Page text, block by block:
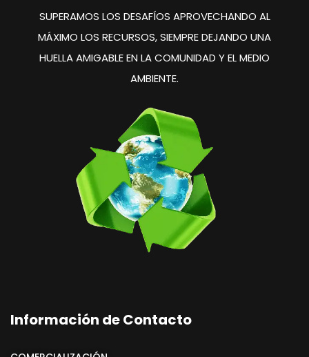
SUPERAMOS LOS DESAFÍOS APROVECHANDO AL
MÁXIMO LOS RECURSOS, SIEMPREDEJANDO UNA
HUELLAAMIGABLE EN LA COMUNIDAD Y EL MEDIO
AMBIENTE.
Información de Contacto